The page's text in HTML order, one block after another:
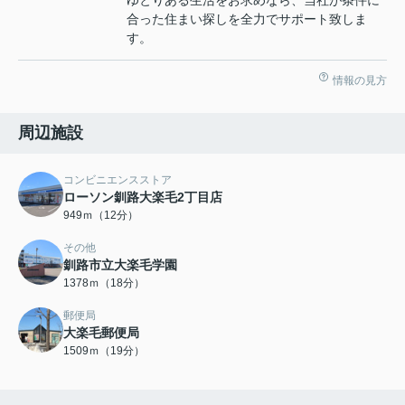
合った住まい探しを全力でサポート致しま
す。
情報の見方
周辺施設
コンビニエンスストア
ローソン釧路大楽毛2丁目店
949ｍ（12分）
その他
釧路市立大楽毛学園
1378ｍ（18分）
郵便局
大楽毛郵便局
1509ｍ（19分）